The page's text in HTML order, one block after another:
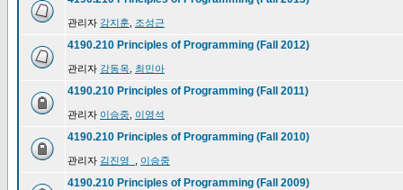
관리자 강지훈 조성근
4190.210 Principles of Programming (Fall 2012)
관리자 강동옥 최민아
4190.210 Principles of Programming (Fall 2011)
관리자 이승중 이영석
4190.210 Principles of Programming (Fall 2010)
관리자 김진영_ 이승중
4190.210 Principles of Programming (Fall 2009)